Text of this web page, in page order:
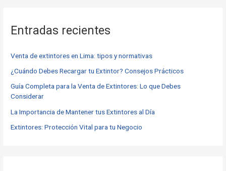
a
p
o
r
:
Entradas recientes
Venta de extintores en Lima: tipos y normativas
¿Cuándo Debes Recargar tu Extintor? Consejos Prácticos
Guía Completa para la Venta de Extintores: Lo que Debes
Considerar
La Importancia de Mantener tus Extintores al Día
Extintores: Protección Vital para tu Negocio